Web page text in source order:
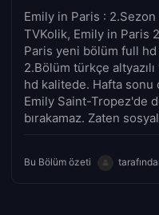
Emily in Paris :
TVKolik, Emily in Paris
Paris yeni bölüm full
2.Bölüm türkçe
hd kalitede. Hafta sonu
Emily Saint-Tropez'de
bırakamaz. Zaten
Bu Bölüm özeti